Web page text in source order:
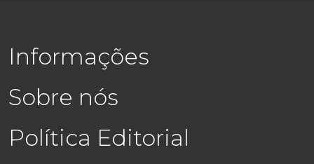
Informações
Sobre nós
Política Editorial